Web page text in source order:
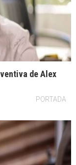
de Alex
PORTADA